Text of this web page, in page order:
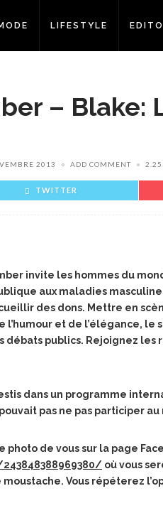
LIFESTYLE EDITO
– Blake:
2013 ADD COMMENT
TWITTER
invite les hommes du
aux maladies
des dons. Mettre en
l’humour et de l’élégance,
publics. Rejoignez les
dans un programme
pas ne pas participer
photo de vous sur la page
où vous
Vous répéterez